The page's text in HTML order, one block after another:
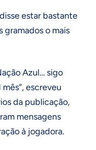
estar bastante
gramados o mais
Azul… sigo
escreveu
da publicação,
mensagens
à jogadora.